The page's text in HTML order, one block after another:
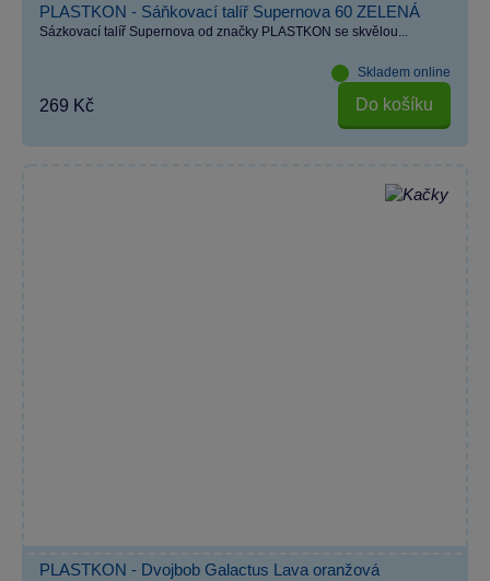
PLASTKON - Sáňkovací talíř Supernova 60 ZELENÁ
Sázkovací talíř Supernova od značky PLASTKON se skvělou...
Skladem online
269 Kč Do košíku
PLASTKON - Dvojbob Galactus Lava oranžová